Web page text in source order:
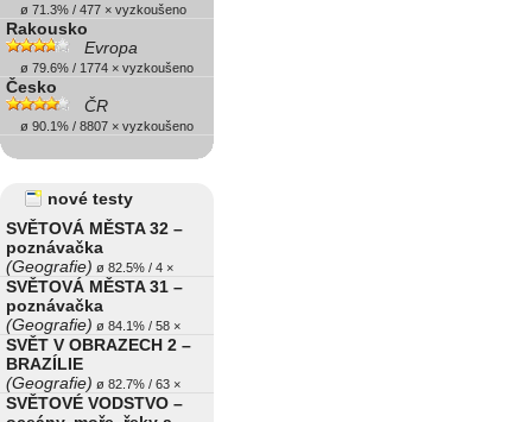
ø 71.3% / 477 × vyzkoušeno
Rakousko
Evropa
ø 79.6% / 1774 × vyzkoušeno
Česko
ČR
ø 90.1% / 8807 × vyzkoušeno
nové testy
SVĚTOVÁ MĚSTA 32 –
poznávačka
(Geografie) ø 82.5% / 4 ×
SVĚTOVÁ MĚSTA 31 –
poznávačka
(Geografie) ø 84.1% / 58 ×
SVĚT V OBRAZECH 2 –
BRAZÍLIE
(Geografie) ø 82.7% / 63 ×
SVĚTOVÉ VODSTVO –